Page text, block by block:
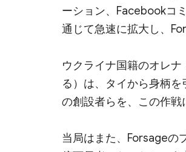
ーション、Facebookコ
通じて急速に拡大し、
ウクライナ国籍のオレ
る）は、タイから身柄
の創設者らを、この作戦
当局はまた、Forsageの